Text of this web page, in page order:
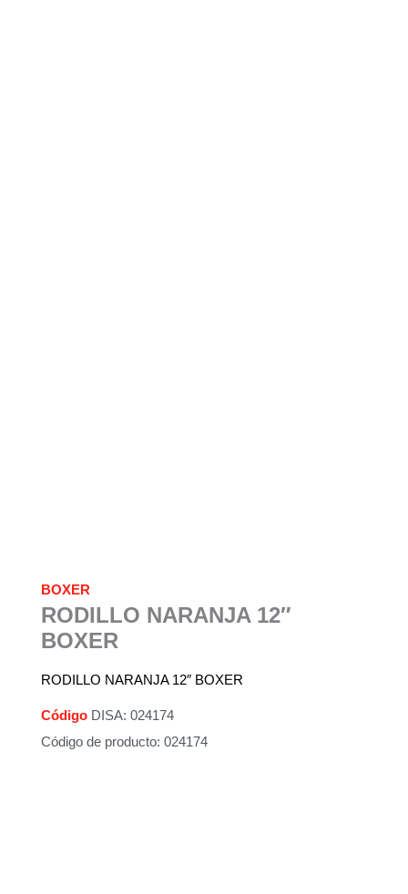
BOXER
RODILLO NARANJA 12″
BOXER
RODILLO NARANJA 12″ BOXER
Código DISA: 024174
Código de producto: 024174